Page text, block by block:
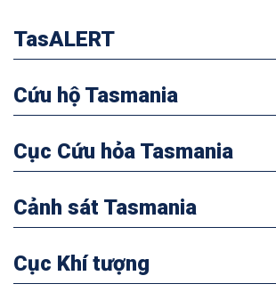
TasALERT
Cứu hộ Tasmania
Cục Cứu hỏa Tasmania
Cảnh sát Tasmania
Cục Khí tượng